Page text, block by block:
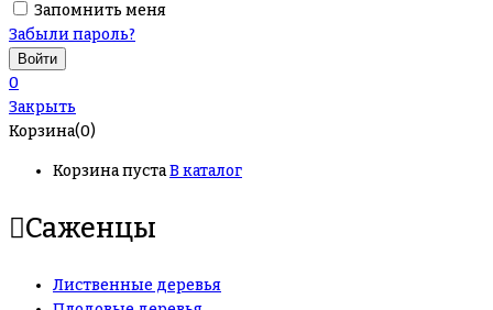
Запомнить меня
Забыли пароль?
0
Закрыть
Корзина(0)
Корзина пустаВ каталог
Саженцы
Лиственные деревья